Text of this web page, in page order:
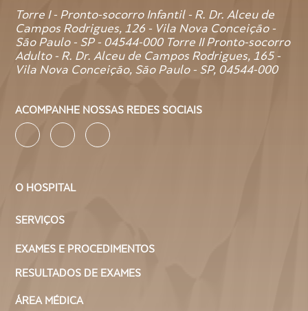
Torre I - Pronto-socorro Infantil - R. Dr. Alceu de
Campos Rodrigues, 126 - Vila Nova Conceição -
São Paulo - SP - 04544-000 Torre II Pronto-socorro
Adulto - R. Dr. Alceu de Campos Rodrigues, 165 -
Vila Nova Conceição, São Paulo - SP, 04544-000
ACOMPANHE NOSSAS REDES SOCIAIS
O HOSPITAL
SERVIÇOS
EXAMES E PROCEDIMENTOS
RESULTADOS DE EXAMES
ÁREA MÉDICA